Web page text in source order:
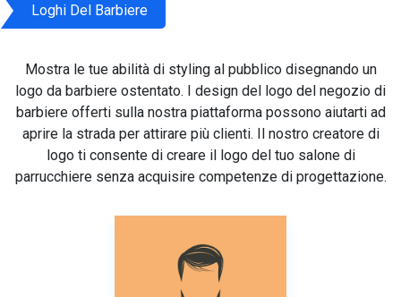
Loghi Del Barbiere
Mostra le tue abilità di styling al pubblico disegnando un
logo da barbiere ostentato. I design del logo del negozio di
barbiere offerti sulla nostra piattaforma possono aiutarti ad
aprire la strada per attirare più clienti. Il nostro creatore di
logo ti consente di creare il logo del tuo salone di
parrucchiere senza acquisire competenze di progettazione.